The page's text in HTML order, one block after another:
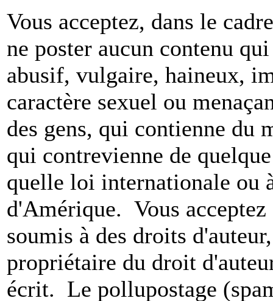
Vous acceptez, dans le
ne poster aucun contenu
abusif, vulgaire, haineux,
caractère sexuel ou
des gens, qui contienne du
qui contrevienne de
quelle loi internationale ou
d'Amérique. Vous
soumis à des droits
propriétaire du droit
écrit. Le pollupostage